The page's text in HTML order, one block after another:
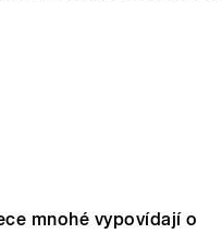
mnohé vypovídají o